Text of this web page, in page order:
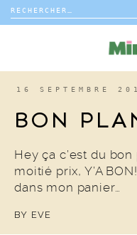
Rechercher :
DÉCO
VOYAGE
16 SEPTEMBRE
BON
Hey ça c’est du
moitié prix, Y’A
dans mon panier…
BY EVE